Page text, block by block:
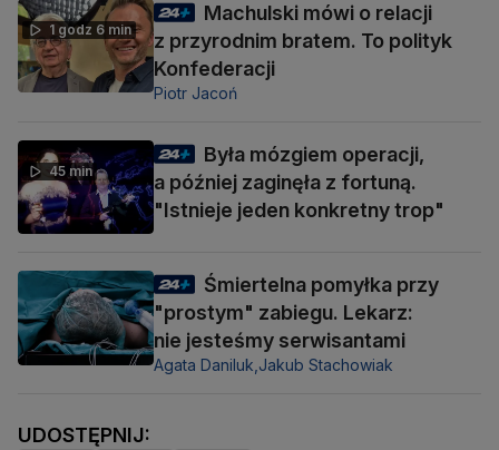
1 godz 6 min
Machulski mówi o relacji
z przyrodnim bratem. To polityk
Konfederacji
Piotr Jacoń
45 min
Była mózgiem operacji,
a później zaginęła z fortuną.
"Istnieje jeden konkretny trop"
Śmiertelna pomyłka przy
"prostym" zabiegu. Lekarz:
nie jesteśmy serwisantami
Agata Daniluk,Jakub Stachowiak
UDOSTĘPNIJ: